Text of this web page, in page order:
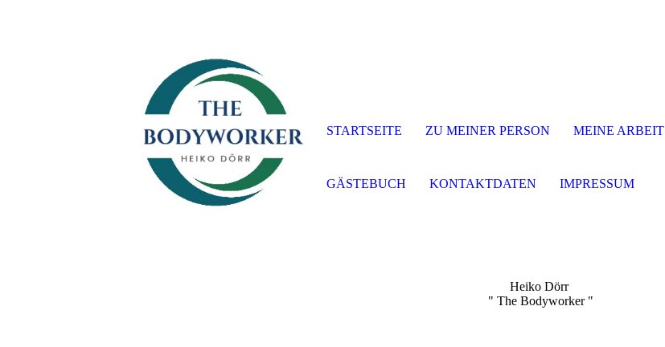
Heiko Dörr
" The Bodyworker "
STARTSEITE ZU MEINER PERSON MEINE ARBEIT
GÄSTEBUCH KONTAKTDATEN IMPRESSUM